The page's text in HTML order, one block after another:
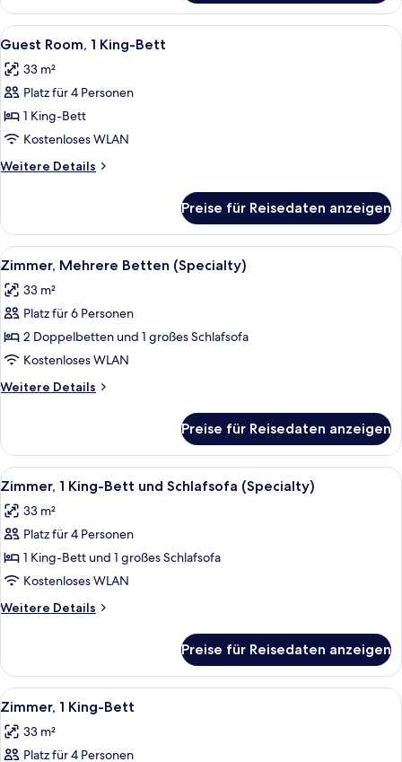
Room,
2 Doppelbetten
Alle
Fotos
für
Guest
Room,
1 King-
Bett
anzeigen
Hochwertige Bettwaren,
6
Guest Room, 1 King-Bett
33 m²
Platz für 4 Personen
1 King-Bett
Kostenloses WLAN
Weitere Details
Weitere
Room,
1 King-
Bett
Preise für Reisedaten anzeigen
Alle
Fotos
für
Zimmer,
Mehrere
Betten
(Specialty)
anzeigen
Hochwertige Bettwaren,
6
Zimmer, Mehrere Betten (Specialty)
33 m²
Platz für 6 Personen
2 Doppelbetten und 1 großes Schlafsofa
Kostenloses WLAN
Weitere Details
Weitere
Mehrere
Betten
(Specialty)
Preise für Reisedaten anzeigen
Alle
Fotos
für
Zimmer,
1 King-
Bett
und
Schlafsofa
anzeigen
Hochwertige Bettwaren,
7
Zimmer, 1 King-Bett und Schlafsofa (Specialty)
33 m²
Platz für 4 Personen
1 King-Bett und 1 großes Schlafsofa
Kostenloses WLAN
Weitere Details
Weitere
1 King-
Bett
und
(Specialty)
Preise für Reisedaten anzeigen
Alle
Fotos
für
Hochwertige Bettwaren,
6
Zimmer, 1 King-Bett
33 m²
Platz für 4 Personen